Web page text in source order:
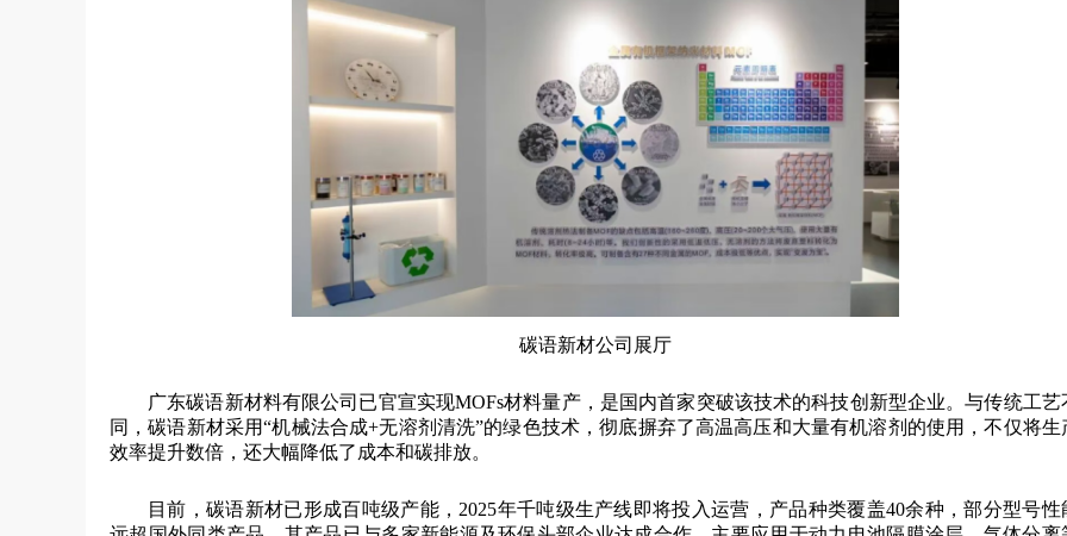
碳语新材公司展厅
广东碳语新材料有限公司已官宣实现MOFs材料量产，是国内首家突破该技术的科技创新型企业。与传统工艺
同，碳语新材采用“机械法合成+无溶剂清洗”的绿色技术，彻底摒弃了高温高压和大量有机溶剂的使用，不仅将生
效率提升数倍，还大幅降低了成本和碳排放。
目前，碳语新材已形成百吨级产能，2025年千吨级生产线即将投入运营，产品种类覆盖40余种，部分型号性